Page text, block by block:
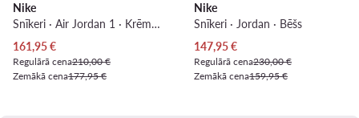
Nike
Snīkeri · Air Jordan 1 · Krēmkrāsas
Pašreizējā cena
161,95€
Regulārā cena210,00 €
Zemākā cena177,95 €
Nike
Snīkeri · Jordan · Bēšs
Pašreizējā cena
147,95€
Regulārā cena230,00 €
Zemākā cena159,95 €